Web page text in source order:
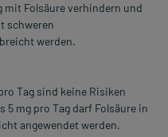
mit Folsäure verhindern und
schweren
werden.
Tag sind keine Risiken
5 mg pro Tag darf Folsäure in
angewendet werden.